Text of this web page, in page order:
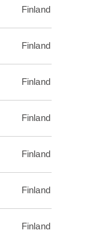
Finland
Finland
Finland
Finland
Finland
Finland
Finland